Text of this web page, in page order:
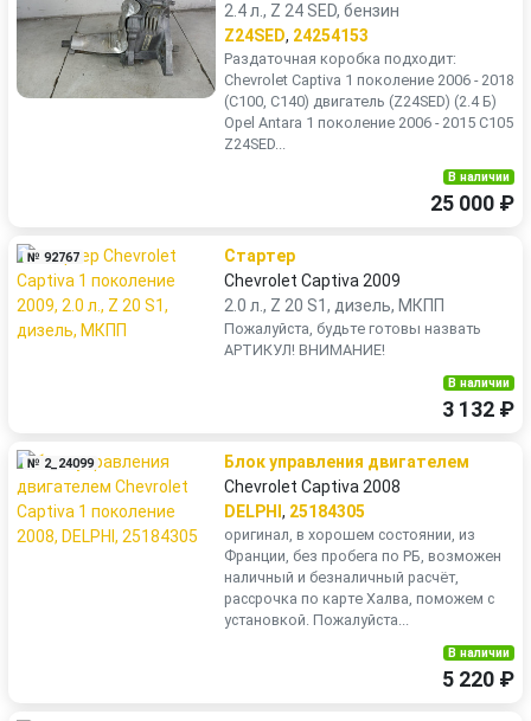
2.4 л., Z 24 SED, бензин
Z24SED, 24254153
Раздаточная коробка подходит:
Chevrolet Captiva 1 поколение 2006 - 2018
(C100, C140) двигатель (Z24SED) (2.4 Б)
Opel Antara 1 поколение 2006 - 2015 С105
Z24SED...
В наличии
25 000 ₽
№ 92767
Стартер
Chevrolet Captiva 2009
2.0 л., Z 20 S1, дизель, МКПП
Пожалуйста, будьте готовы назвать
АРТИКУЛ! ВНИМАНИЕ!
В наличии
3 132 ₽
№ 2_24099
Блок управления двигателем
Chevrolet Captiva 2008
DELPHI , 25184305
оригинал, в хорошем состоянии, из
Франции, без пробега по РБ, возможен
наличный и безналичный расчёт,
рассрочка по карте Халва, поможем с
установкой. Пожалуйста...
В наличии
5 220 ₽